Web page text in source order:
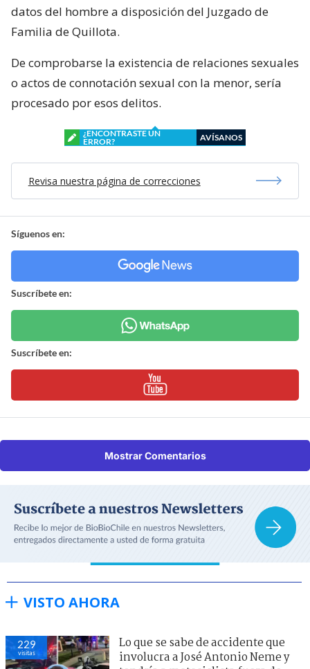
datos del hombre a disposición del Juzgado de
Familia de Quillota.
De comprobarse la existencia de relaciones sexuales
o actos de connotación sexual con la menor, sería
procesado por esos delitos.
¿ENCONTRASTE UN
ERROR?
AVÍSANOS
Revisa nuestra página de correcciones
Síguenos en:
Suscríbete en:
Suscríbete en:
Mostrar Comentarios
VISTO AHORA
229
visitas
Lo que se sabe de accidente que
involucra a José Antonio Neme y